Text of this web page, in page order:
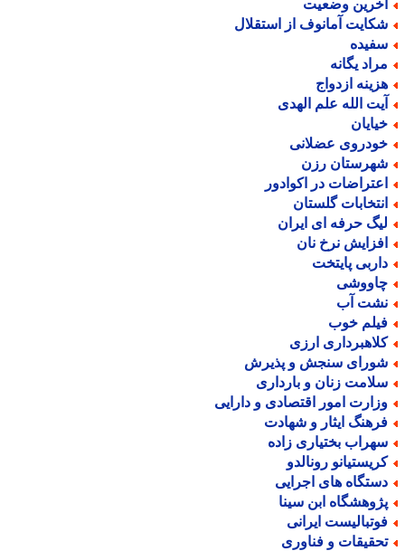
وضعیت
آمانوف از استقلال
یگانه
ازدواج
الله علم الهدی
عضلانی
رزن
در اکوادور
گلستان
حرفه ای ایران
نرخ نان
پایتخت
آب
خوب
ارزی
سنجش و پذیرش
زنان و بارداری
امور اقتصادی و دارایی
ایثار و شهادت
بختیاری زاده
رونالدو
های اجرایی
ابن سینا
ایرانی
و فناوری